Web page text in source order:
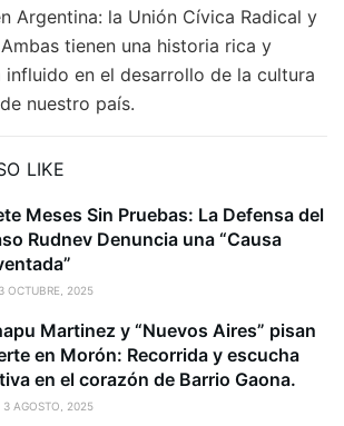
Argentina: la Unión Cívica Radical y
tienen una historia rica y
influido en el desarrollo de la cultura
nuestro país.
LIKE
Meses Sin Pruebas: La Defensa del
Rudnev Denuncia una “Causa
OCTUBRE, 2025
Martinez y “Nuevos Aires” pisan
en Morón: Recorrida y escucha
en el corazón de Barrio Gaona.
3 AGOSTO, 2025